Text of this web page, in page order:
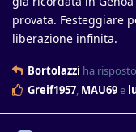
provata. Festeggiare
liberazione infinita.
Bortolazzi ha
Greif1957, MAU69e